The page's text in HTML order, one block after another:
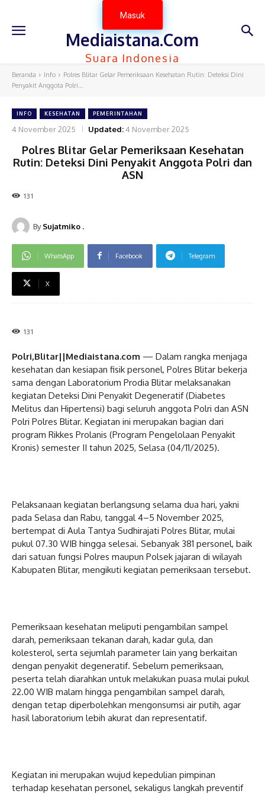
Masuk
Mediaistana.Com
Suara Indonesia
Beranda Info
Polres Blitar Gelar Pemeriksaan Kesehatan Rutin: Deteksi Dini
Penyakit Anggota Polri...
INFO KESEHATAN PEMERINTAHAN
4 November 2025 Updated:4 November 2025
Polres Blitar Gelar Pemeriksaan Kesehatan
Rutin: Deteksi Dini Penyakit Anggota Polri dan
ASN
131
By Sujatmiko .
WhatsApp Facebook Telegram
X
131
Polri,Blitar||Mediaistana.com — Dalam rangka menjaga
kesehatan dan kesiapan fisik personel, Polres Blitar bekerja
sama dengan Laboratorium Prodia Blitar melaksanakan
kegiatan Deteksi Dini Penyakit Degeneratif (Diabetes
Melitus dan Hipertensi) bagi seluruh anggota Polri dan ASN
Polri Polres Blitar. Kegiatan ini merupakan bagian dari
program Rikkes Prolanis (Program Pengelolaan Penyakit
Kronis) semester II tahun 2025, Selasa (04/11/2025).
Pelaksanaan kegiatan berlangsung selama dua hari, yakni
pada Selasa dan Rabu, tanggal 4–5 November 2025,
bertempat di Aula Tantya Sudhirajati Polres Blitar, mulai
pukul 07.30 WIB hingga selesai. Sebanyak 381 personel, baik
dari satuan fungsi Polres maupun Polsek jajaran di wilayah
Kabupaten Blitar, mengikuti kegiatan pemeriksaan tersebut.
Pemeriksaan kesehatan meliputi pengambilan sampel
darah, pemeriksaan tekanan darah, kadar gula, dan
kolesterol, serta sejumlah parameter lain yang berkaitan
dengan penyakit degeneratif. Sebelum pemeriksaan,
peserta telah diarahkan untuk melakukan puasa mulai pukul
22.00 WIB malam hingga pengambilan sampel darah,
dengan tetap diperbolehkan mengonsumsi air putih, agar
hasil laboratorium lebih akurat dan representatif.
Kegiatan ini merupakan wujud kepedulian pimpinan
terhadap kesehatan personel, sekaligus langkah preventif